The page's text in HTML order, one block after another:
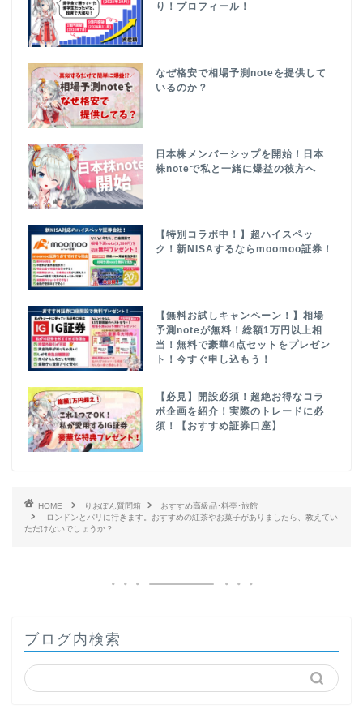
り！プロフィール！
なぜ格安で相場予測noteを提供して
いるのか？
日本株メンバーシップを開始！日本
株noteで私と一緒に爆益の彼方へ
【特別コラボ中！】超ハイスペッ
ク！新NISAするならmoomoo証券！
【無料お試しキャンペーン！】相場
予測noteが無料！総額1万円以上相
当！無料で豪華4点セットをプレゼン
ト！今すぐ申し込もう！
【必見】開設必須！超絶お得なコラ
ボ企画を紹介！実際のトレードに必
須！【おすすめ証券口座】
HOME りおぽん質問箱
おすすめ高級品･料亭･旅館
ロンドンとパリに行きます。おすすめの紅茶やお菓子がありましたら、教えてい
ただけないでしょうか？
ブログ内検索